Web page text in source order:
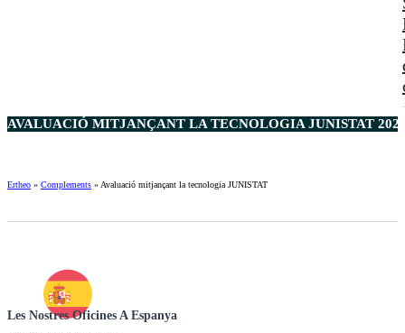
AVALUACIÓ MITJANÇANT LA TECNOLOGIA JUNISTAT
Ertheo » Complements »Avaluació mitjançant la tecnologia JUNISTAT
Les Nostres Oficines A Espanya